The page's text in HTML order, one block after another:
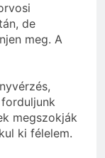
de
meg. A
megszokják
ki félelem.